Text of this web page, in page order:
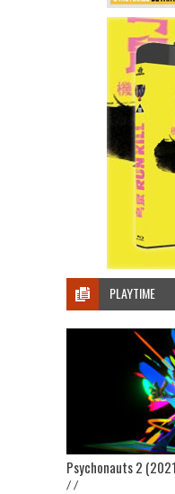
PLAYTIME
Psychonauts 2
/ /